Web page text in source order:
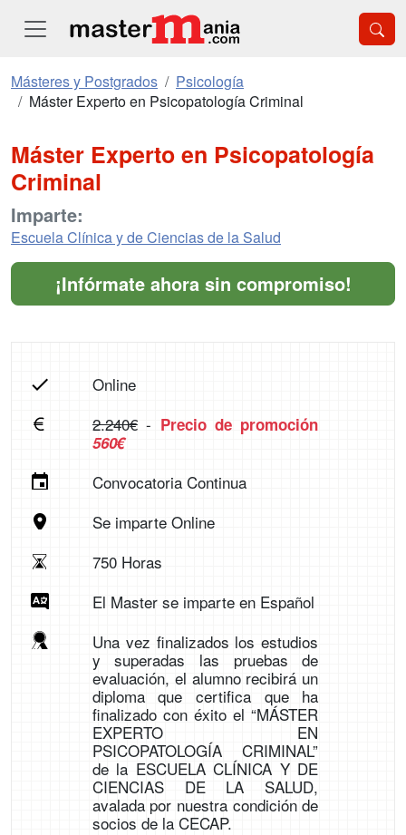
Másteres y Postgrados
Psicología
Máster Experto en Psicopatología Criminal
Máster Experto en Psicopatología
Criminal
Imparte:
Escuela Clínica y de Ciencias de la Salud
¡Infórmate ahora sin compromiso!
Online
2.240€- Precio de promoción
560€
Convocatoria Continua
Se imparte Online
750 Horas
El Master se imparte en Español
Una vez finalizados los estudios
y superadas las pruebas de
evaluación, el alumno recibirá un
diploma que certifica que ha
finalizado con éxito el “MÁSTER
EXPERTO EN
PSICOPATOLOGÍA CRIMINAL”
de la ESCUELA CLÍNICA Y DE
CIENCIAS DE LA SALUD,
avalada por nuestra condición de
socios de la CECAP.